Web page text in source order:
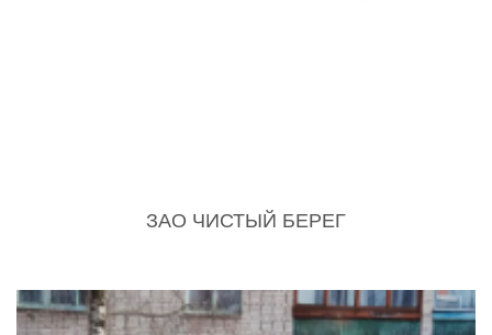
ЗАО ЧИСТЫЙ БЕРЕГ